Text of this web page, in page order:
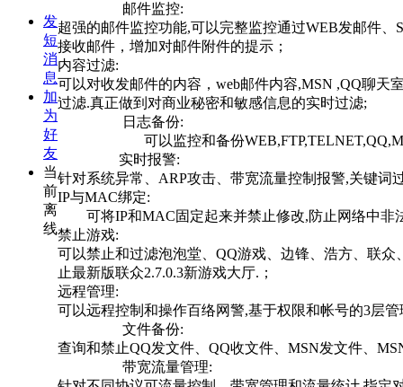
发
短
消
息
加
为
好
友
当
前
离
线
邮件监控:
超强的邮件监控功能,可以完整监控通过WEB发邮件
接收邮件，增加对邮件附件的提示；
内容过滤:
可以对收发邮件的内容，web邮件内容,MSN ,QQ聊天
过滤.真正做到对商业秘密和敏感信息的实时过滤;
日志备份:
可以监控和备份
实时报警:
针对系统异常、ARP攻击、带宽流量控制报警,关键词
IP与MAC绑定:
可将IP和MAC固定起来并禁止修改,防止网络中非
禁止游戏:
可以禁止和过滤泡泡堂、QQ游戏、边锋、浩方、联
止最新版联众2.7.0.3新游戏大厅.；
远程管理:
可以远程控制和操作百络网警,基于权限和帐号的3层
文件备份:
查询和禁止QQ发文件、QQ收文件、MSN发文件、
带宽流量管理: